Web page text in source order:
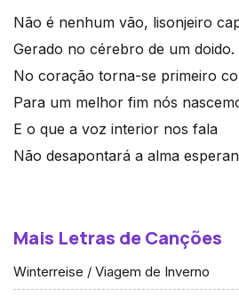
Não é nenhum vão, lisonjeiro
Gerado no cérebro de um doido.
No coração torna-se primeiro
Para um melhor fim nós
E o que a voz interior nos fala
Não desapontará a alma
Mais Letras de Canções
Winterreise / Viagem de Inverno